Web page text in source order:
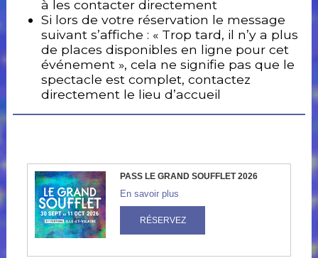
à les contacter directement
Si lors de votre réservation le message
suivant s’affiche : « Trop tard, il n’y a plus
de places disponibles en ligne pour cet
événement », cela ne signifie pas que le
spectacle est complet, contactez
directement le lieu d’accueil